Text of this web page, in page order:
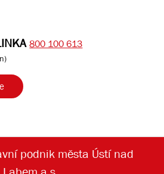
800 100 613
podnik města Ústí nad